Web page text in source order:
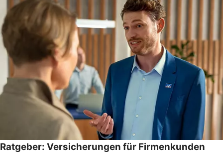
Ratgeber: Versicherungen für Firmenkunden